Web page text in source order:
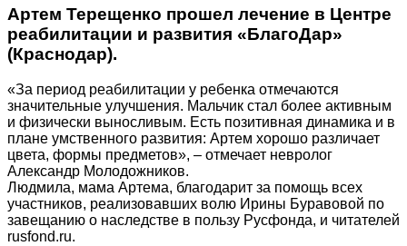
Артем Терещенко прошел лечение в Центре
реабилитации и развития «БлагоДар»
(Краснодар).
«За период реабилитации у ребенка отмечаются
значительные улучшения. Мальчик стал более активным
и физически выносливым. Есть позитивная динамика и в
плане умственного развития: Артем хорошо различает
цвета, формы предметов», – отмечает невролог
Александр Молодожников.
Людмила, мама Артема, благодарит за помощь всех
участников, реализовавших волю Ирины Буравовой по
завещанию о наследстве в пользу Русфонда, и читателей
rusfond.ru.